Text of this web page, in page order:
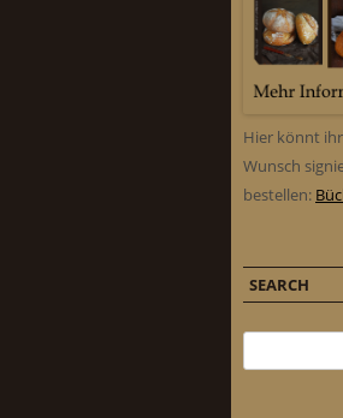
Hier könnt
Wunsch
bestellen:
SEARCH